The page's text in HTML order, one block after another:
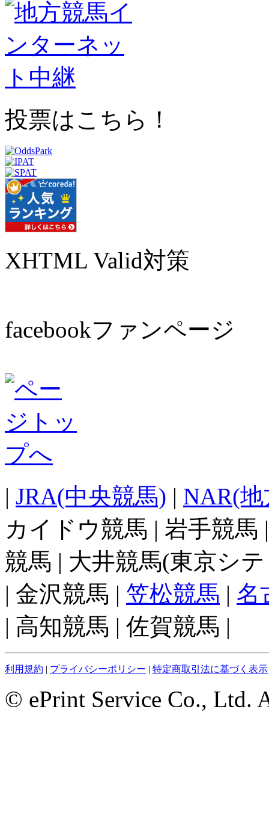
投票はこちら！
XHTML Valid対策
facebookファンページ
| JRA(中央競馬) | NAR(
カイドウ競馬 | 岩手競馬
競馬 | 大井競馬(東京シ
| 金沢競馬 | 笠松競馬 | 名
| 高知競馬 | 佐賀競馬 |
利用規約 | プライバシーポリシー | 特定商取引法に基づく表示
© ePrint Service Co., Ltd.